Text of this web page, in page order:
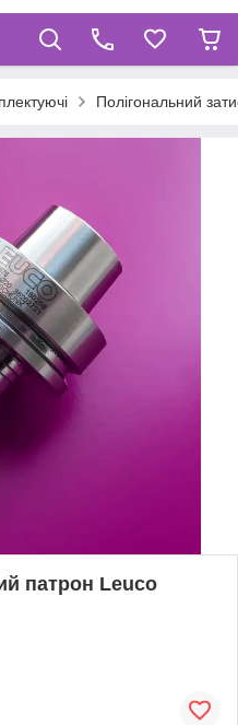
Полігональний
патрон Leuco